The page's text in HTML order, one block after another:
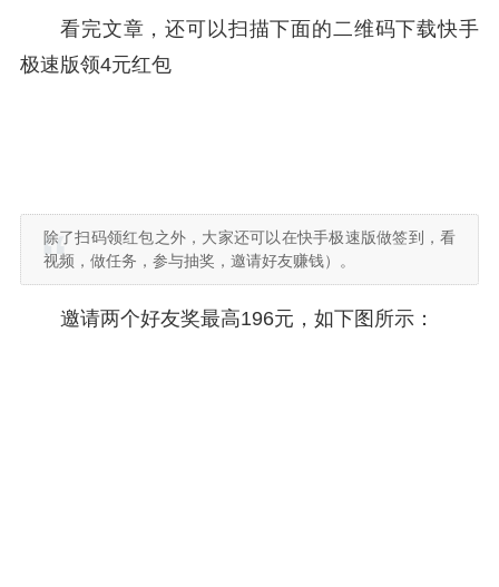
看完文章，还可以扫描下面的二维码下载快手
极速版领4元红包
除了扫码领红包之外，大家还可以在快手极速版做签到，看
视频，做任务，参与抽奖，邀请好友赚钱）。
邀请两个好友奖最高196元，如下图所示：